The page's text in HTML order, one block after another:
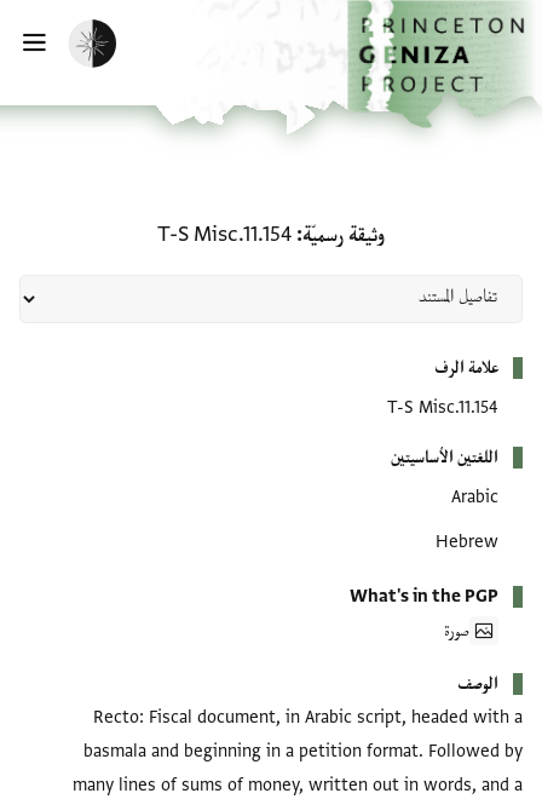
إلى المحتوى الرئيسي
الرئيسية
تفعيل الوضع المظلم
وثيقة رسميّة T-S Misc.11.154
علامة الرف
T-S Misc.11.154
اللغتين الأساسيتين
Arabic
Hebrew
What's in the PGP
صورة
الوصف
Recto: Fiscal document, in Arabic script, headed with a
basmala and beginning in a petition format. Followed by
many lines of sums of money, written out in words, and a